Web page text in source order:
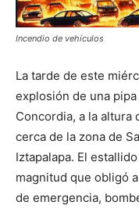
Incendio de vehículos
La tarde de este
explosión de una
Concordia, a la altura
cerca de la zona de
Iztapalapa. El
magnitud que obligó
de emergencia,